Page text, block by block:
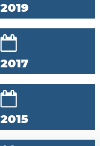
2019
2017
2015